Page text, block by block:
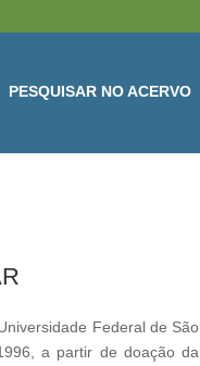
PESQUISAR NO ACERVO
Federal de São
a partir de doação da